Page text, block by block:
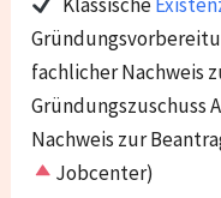
fachlicher Nachweis
Gründungszuschuss
Nachweis zur
Jobcenter)